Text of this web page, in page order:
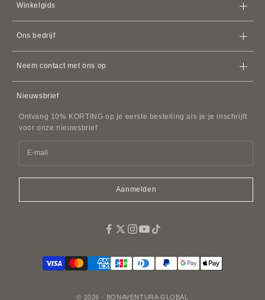
Apple WatchLeren bandjes
AirPods -koffers
Leren accessoires
Lederen riemen
Petaccessoires
Geur
Winkelgids
Ons bedrijf
Imitaties en replica's
Neem contact met ons op
SDI Factuurgegevens
Nieuwsbrief
Ontvang 10% KORTING op je eerste bestelling als je je inschrijft
voor onze nieuwsbrief
Aanmelden
© 2026 - BONAVENTURA GLOBAL